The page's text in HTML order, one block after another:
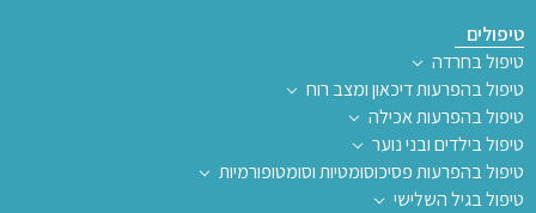
טיפולים
טיפול בחרדה
טיפול בהפרעות דיכאון ומצב רוח
טיפול בהפרעות אכילה
טיפול בילדים ובני נוער
טיפול בהפרעות פסיכוסומטיות וסומטופורמיות
טיפול בגיל השלישי